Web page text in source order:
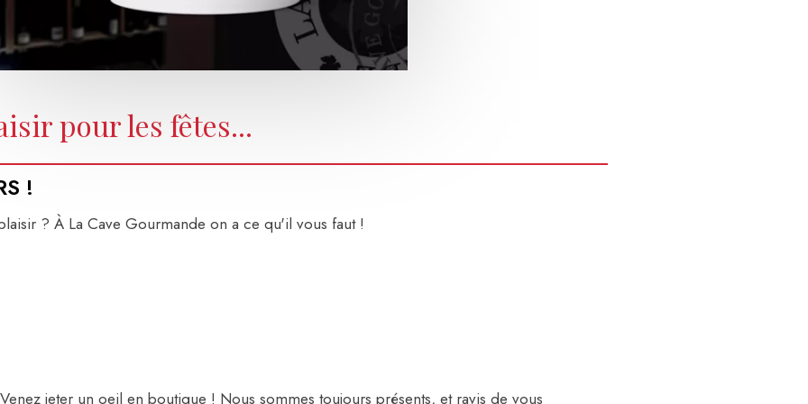
pour les fêtes...
!
? À La Cave Gourmande on a ce qu'il vous faut !
jeter un oeil en boutique ! Nous sommes toujours présents, et ravis de vous